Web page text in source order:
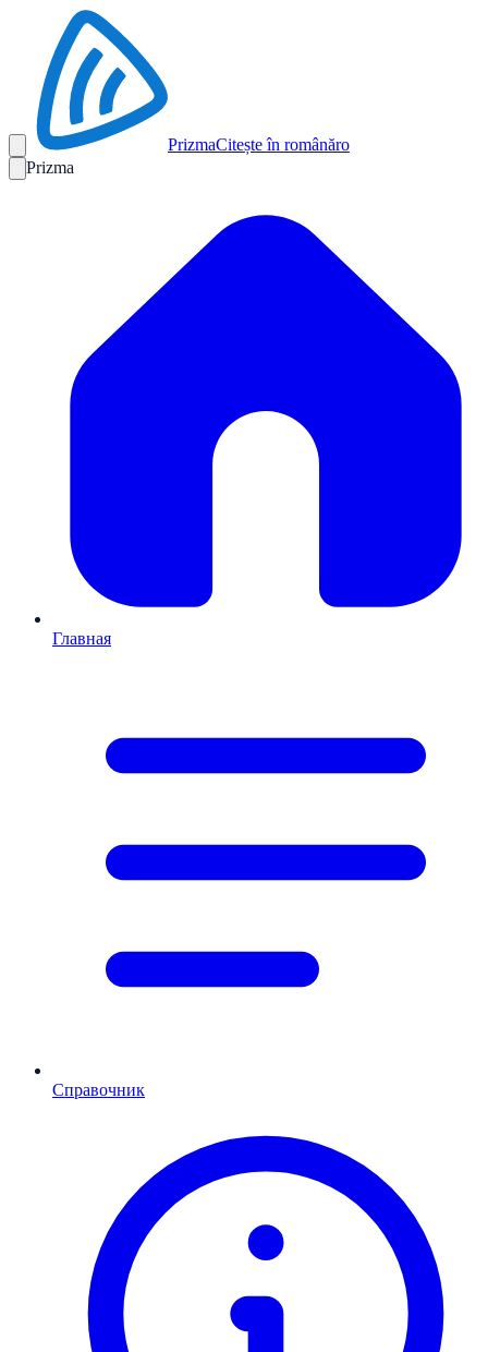
PrizmaCitește în românăro
Prizma
Главная
Справочник